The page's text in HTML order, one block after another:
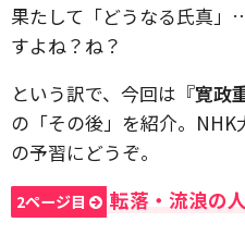
果たして「どうなる氏真
すよね？ね？
という訳で、今回は『寛政
の「その後」を紹介。NHK
の予習にどうぞ。
2ページ目 転落・流浪の